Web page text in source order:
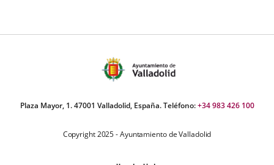
Plaza Mayor, 1. 47001 Valladolid, España. Teléfono:+34 983 426 100
Copyright 2025 - Ayuntamiento de Valladolid